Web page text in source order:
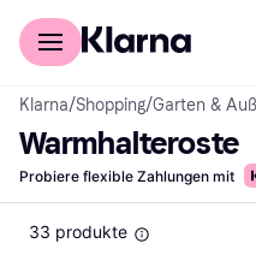
Für Shopper
Klarna/Shopping/Garten &
Warmhalteroste
Probiere flexible Zahlungen mit
33 produkte